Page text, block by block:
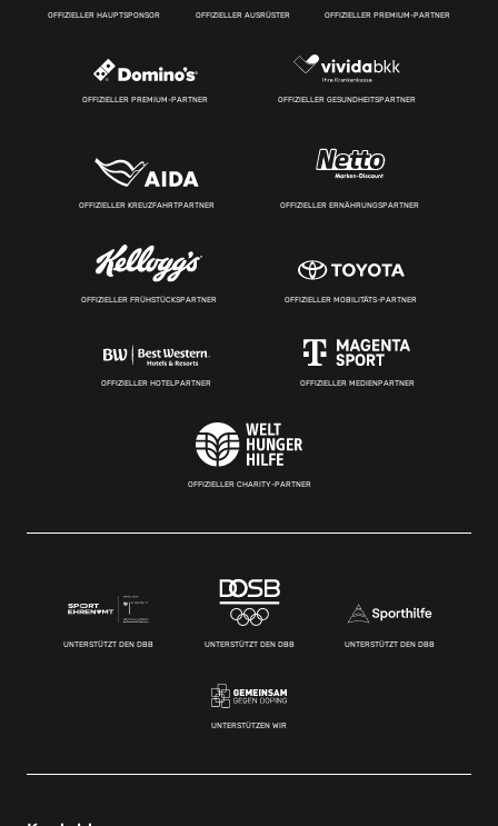
OFFIZIELLER HAUPTSPONSOR OFFIZIELLER AUSRÜSTER OFFIZIELLER PREMIUM-PARTNER
OFFIZIELLER PREMIUM-PARTNER OFFIZIELLER GESUNDHEITSPARTNER
OFFIZIELLER KREUZFAHRTPARTNER OFFIZIELLER ERNÄHRUNGSPARTNER
OFFIZIELLER FRÜHSTÜCKSPARTNER OFFIZIELLER MOBILITÄTS-PARTNER
OFFIZIELLER HOTELPARTNER OFFIZIELLER MEDIENPARTNER
OFFIZIELLER CHARITY-PARTNER
UNTERSTÜTZT DEN DBB UNTERSTÜTZT DEN DBB UNTERSTÜTZT DEN DBB
UNTERSTÜTZEN WIR